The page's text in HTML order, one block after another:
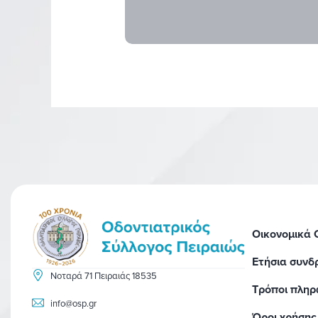
Νοταρά 71 Πειραιάς 18535
info@osp.gr
Οικονομικά
Ετήσια
Τρόποι